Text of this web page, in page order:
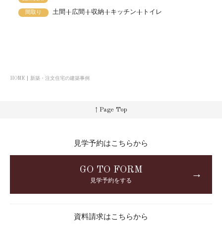
間取り 土間+広間+収納+キッチン+トイレ
HOME 新築・注文住宅の建築事例
↑ Page Top
見学予約はこちらから
GO TO FORM
見学予約をする
→
資料請求はこちらから